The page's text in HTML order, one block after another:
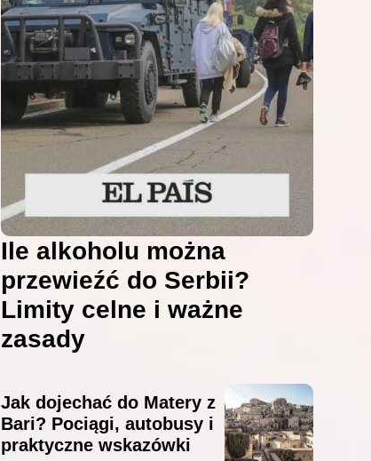
Ile alkoholu można
przewieźć do Serbii?
Limity celne i ważne
zasady
Jak dojechać do Matery z
Bari? Pociągi, autobusy i
praktyczne wskazówki